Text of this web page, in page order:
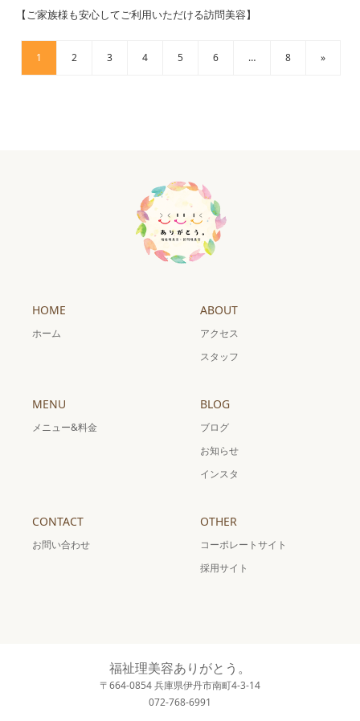
【ご家族様も安心してご利用いただける訪問美容】
1 2 3 4 5 6 … 8 »
HOME
ホーム
ABOUT
アクセス
スタッフ
MENU
メニュー&料金
BLOG
ブログ
お知らせ
インスタ
CONTACT
お問い合わせ
OTHER
コーポレートサイト
採用サイト
福祉理美容ありがとう。
〒664-0854 兵庫県伊丹市南町4-3-14
072-768-6991